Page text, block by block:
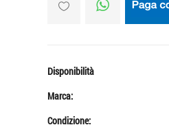
Disponibilità
Marca:
Condizione: